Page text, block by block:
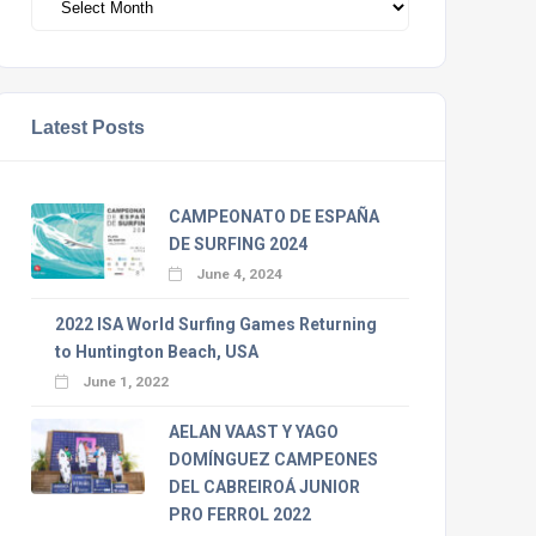
Latest Posts
CAMPEONATO DE ESPAÑA
DE SURFING 2024
June 4, 2024
2022 ISA World Surfing Games Returning
to Huntington Beach, USA
June 1, 2022
AELAN VAAST Y YAGO
DOMÍNGUEZ CAMPEONES
DEL CABREIROÁ JUNIOR
PRO FERROL 2022